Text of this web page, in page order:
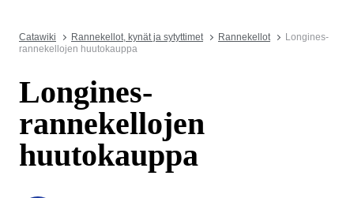
Catawiki Rannekellot, kynät ja sytyttimet Rannekellot
Longines-
rannekellojen huutokauppa
Longines-
rannekellojen
huutokauppa